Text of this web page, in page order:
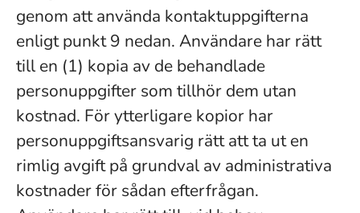
genom att använda kontaktuppgifterna
enligt punkt 9 nedan. Användare har rätt
till en (1) kopia av de behandlade
personuppgifter som tillhör dem utan
kostnad. För ytterligare kopior har
personuppgiftsansvarig rätt att ta ut en
rimlig avgift på grundval av administrativa
kostnader för sådan efterfrågan.